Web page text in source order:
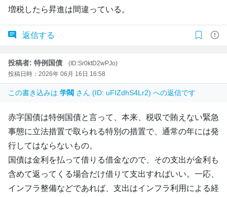
増税したら昇進は間違っている。
返信する
投稿者: 特例国債
(ID:Sr0ktD2wPJo)
投稿日時：2026年 06月 16日 16:58
この書き込みは 学閥 さん (ID: uFIZdhS4Lr2) への返信です
赤字国債は特例国債と言って、本来、税収で賄えない緊急
事態に立法措置で取られる特別の措置で、通常の年には発
行してはならないもの。
国債は金利を払って借りる借金なので、その支出が金利も
含めて返ってくる場合だけ借りて支出すればいい。一応、
インフラ整備などであれば、支出はインフラ利用による経